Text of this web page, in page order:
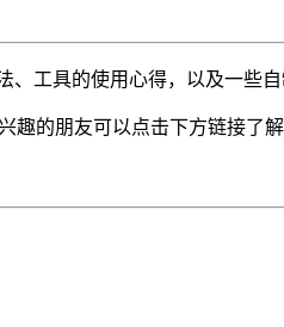
工具的使用心得，以及一些自
的朋友可以点击下方链接了解